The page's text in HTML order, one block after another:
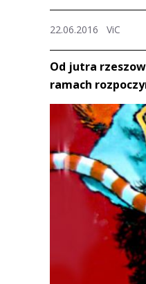
22.06.2016 ViC
Od jutra
ramach